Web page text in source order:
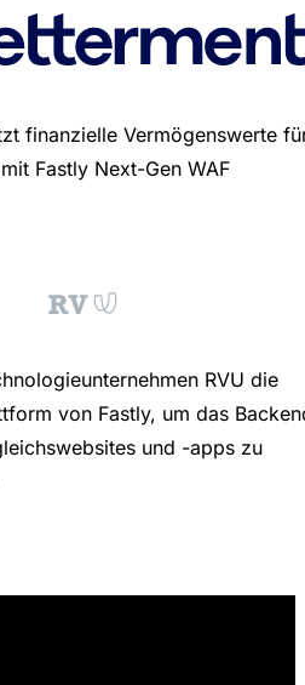
finanzielle Vermögenswerte
Fastly Next-Gen WAF
RVU die
von Fastly, um das
und -apps zu